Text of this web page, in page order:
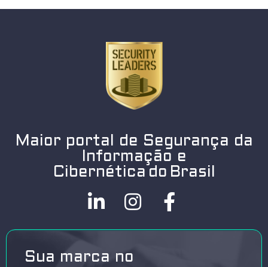
Maior portal de Segurança da
Informação e
Cibernética do Brasil
Sua marca no